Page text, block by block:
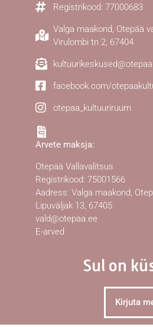
Registrikood: 77000683
Valga maakond, Otepää
Virulombi tn 2, 67404
facebook.com/
otepaa_kultuuriruum
Arvete maksja:
Otepää Vallavalitsus
Registrikood: 75001566
Aadress: Valga maakond,
Lipuväljak 13, 67405
vald@otepaa.ee
E-arved
Sul on
Kirjuta